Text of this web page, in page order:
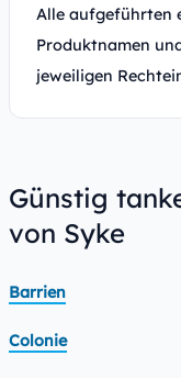
Alle aufgeführten
Produktnamen
jeweiligen
Günstig
von Syke
Barrien
Colonie